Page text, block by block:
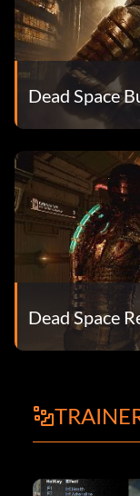
Dead Space
Dead Space